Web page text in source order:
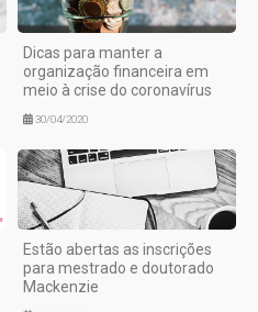
Dicas para manter a
organização financeira em
meio à crise do coronavírus
30/04/2020
Estão abertas as inscrições
para mestrado e doutorado
Mackenzie